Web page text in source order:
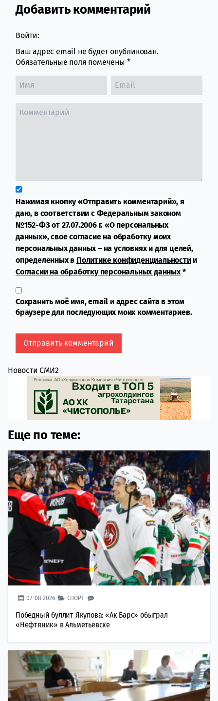
Comment section
Добавить комментарий
Войти:
Ваш адрес email не будет опубликован.
Обязательные поля помечены *
Нажимая кнопку «Отправить комментарий», я
даю, в соответствии с Федеральным законом
№152-ФЗ от 27.07.2006 г. «О персональных
данных», свое согласие на обработку моих
персональных данных – на условиях и для целей,
определенных в Политике конфиденциальностии
Согласии на обработку персональных данных*
Сохранить моё имя, email и адрес сайта в этом
браузере для последующих моих комментариев.
Новости СМИ2
Еще по теме:
07-08-2026 СПОРТ
Победный буллит Якупова: «Ак Барс» обыграл
«Нефтяник» в Альметьевске